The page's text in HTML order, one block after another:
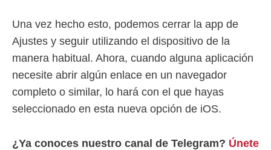
Una vez hecho esto, podemos cerrar la app de
Ajustes y seguir utilizando el dispositivo de la
manera habitual. Ahora, cuando alguna aplicación
necesite abrir algún enlace en un navegador
completo o similar, lo hará con el que hayas
seleccionado en esta nueva opción de iOS.
¿Ya conoces nuestro canal de Telegram? Únete